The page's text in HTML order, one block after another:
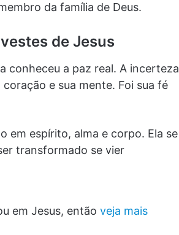
da família de Deus.
de Jesus
conheceu a paz real. A incerteza
e sua mente. Foi sua fé
em espírito, alma e corpo. Ela se
transformado se vier
em Jesus, então veja mais